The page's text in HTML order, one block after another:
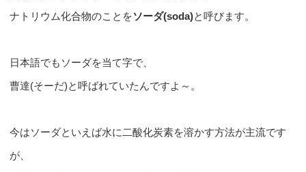
ナトリウム化合物のことをソーダ(soda)と呼びます。
日本語でもソーダを当て字で、
曹達(そーだ)と呼ばれていたんですよ～。
今はソーダといえば水に二酸化炭素を溶かす方法が主流です
が、